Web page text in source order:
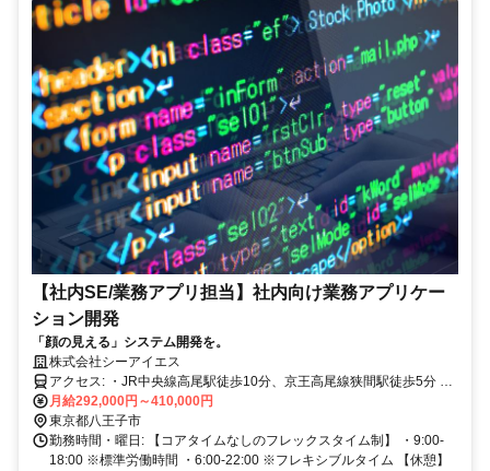
【社内SE/業務アプリ担当】社内向け業務アプリケー
ション開発
「顔の見える」システム開発を。
株式会社シーアイエス
アクセス: ・JR中央線高尾駅徒歩10分、京王高尾線狭間駅徒歩5分 ・
自動車通勤も可能ですが、駐車場の手配は自分で行ってください。情
報提供はします。
月給292,000円～410,000円
東京都八王子市
勤務時間・曜日: 【コアタイムなしのフレックスタイム制】 ・9:00-
18:00 ※標準労働時間 ・6:00-22:00 ※フレキシブルタイム 【休憩】